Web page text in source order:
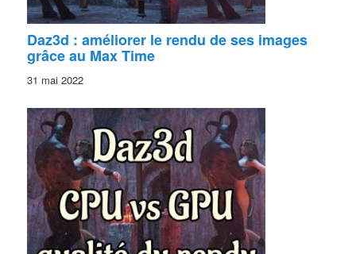
Daz3d : améliorer le rendu de ses images
grâce au Max Time
31 mai 2022